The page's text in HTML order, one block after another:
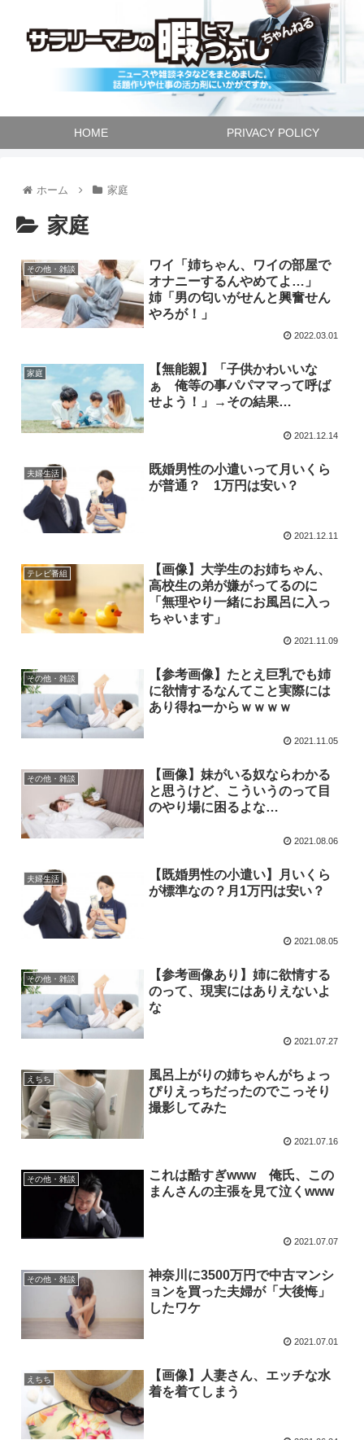
HOME PRIVACY POLICY
ホーム 家庭
家庭
その他・雑談
ワイ「姉ちゃん、ワイの部屋で
オナニーするんやめてよ…」
姉「男の匂いがせんと興奮せん
やろが！」
2022.03.01
家庭
【無能親】「子供かわいいな
ぁ 俺等の事パパママって呼ば
せよう！」→その結果…
2021.12.14
夫婦生活
既婚男性の小遣いって月いくら
が普通？ 1万円は安い？
2021.12.11
テレビ番組
【画像】大学生のお姉ちゃん、
高校生の弟が嫌がってるのに
「無理やり一緒にお風呂に入っ
ちゃいます」
2021.11.09
その他・雑談
【参考画像】たとえ巨乳でも姉
に欲情するなんてこと実際には
あり得ねーからｗｗｗｗ
2021.11.05
その他・雑談
【画像】妹がいる奴ならわかる
と思うけど、こういうのって目
のやり場に困るよな…
2021.08.06
夫婦生活
【既婚男性の小遣い】月いくら
が標準なの？月1万円は安い？
2021.08.05
その他・雑談
【参考画像あり】姉に欲情する
のって、現実にはありえないよ
な
2021.07.27
えちち
風呂上がりの姉ちゃんがちょっ
ぴりえっちだったのでこっそり
撮影してみた
2021.07.16
その他・雑談
これは酷すぎwww 俺氏、この
まんさんの主張を見て泣くwww
2021.07.07
その他・雑談
神奈川に3500万円で中古マンシ
ョンを買った夫婦が「大後悔」
したワケ
2021.07.01
えちち
【画像】人妻さん、エッチな水
着を着てしまう